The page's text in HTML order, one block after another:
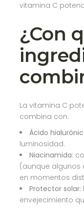
vitamina C
¿Con
La vitamina C
combina con:
Ácido
luminosidad.
Niacinamida:
(aunque algunos
en momentos
Protector solar:
envejecimiento